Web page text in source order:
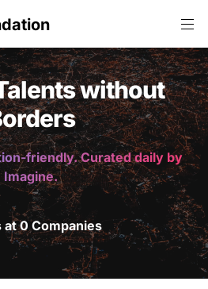
without
friendly. Curated daily by
Imagine.
at 0 Companies